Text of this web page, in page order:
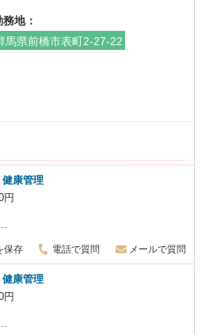
務地：
馬県前橋市表町2-27-22
健康管理
円
保存 電話で質問 メールで質問
健康管理
円